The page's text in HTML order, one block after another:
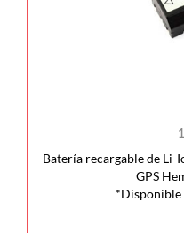
Batería recargable de Li-
GPS
*Disponible